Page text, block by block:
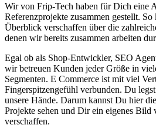
Wir von Frip-Tech haben für Dich eine
Referenzprojekte zusammen gestellt.
Überblick verschaffen über die
denen wir bereits zusammen arbeiten
Egal ob als Shop-Entwickler, SEO
wir betreuen Kunden jeder Größe in
Segmenten. E Commerce ist mit viel
Fingerspitzengefühl verbunden. Du
unsere Hände. Darum kannst Du hier
Projekte sehen und Dir ein eigenes Bild
verschaffen.